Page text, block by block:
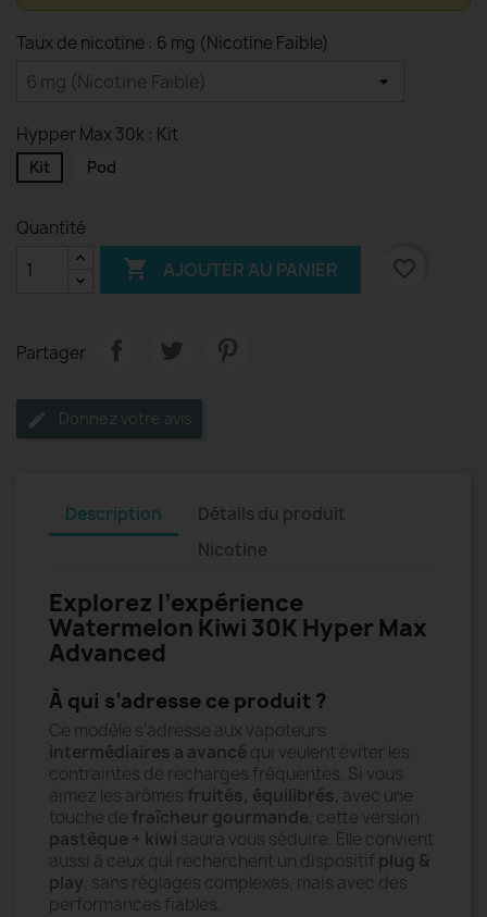
Taux de nicotine : 6 mg (Nicotine Faible)
Hypper Max 30k : Kit
Kit Pod
Quantité
 AJOUTER AU PANIER favorite_border
Partager
Donnez votre avis
Description
Détails du produit
Nicotine
Explorez l’expérience
Watermelon Kiwi 30K Hyper Max
Advanced
À qui s’adresse ce produit ?
Ce modèle s’adresse aux vapoteurs
intermédiaires a avancé qui veulent éviter les
contraintes de recharges fréquentes. Si vous
aimez les arômes fruités, équilibrés, avec une
touche de fraîcheur gourmande, cette version
pastèque + kiwi saura vous séduire. Elle convient
aussi à ceux qui recherchent un dispositif plug &
play, sans réglages complexes, mais avec des
performances fiables.